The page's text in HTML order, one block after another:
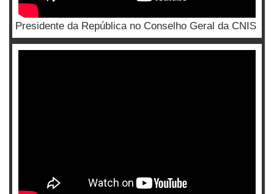
Presidente da República no Conselho Geral da CNIS